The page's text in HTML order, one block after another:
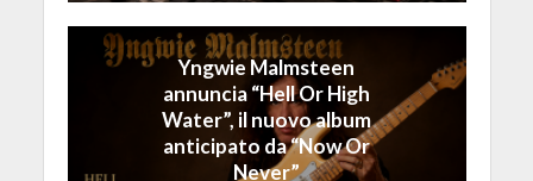
Yngwie Malmsteen
annuncia “Hell Or High
Water”, il nuovo album
anticipato da “Now Or
Never”